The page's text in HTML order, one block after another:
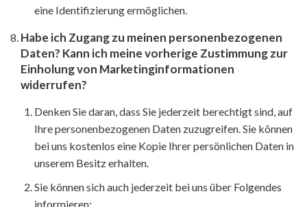
eine Identifizierung ermöglichen.
Habe ich Zugang zu meinen personenbezogenen
Daten? Kann ich meine vorherige Zustimmung zur
Einholung von Marketinginformationen
widerrufen?
Denken Sie daran, dass Sie jederzeit berechtigt sind, auf
Ihre personenbezogenen Daten zuzugreifen. Sie können
bei uns kostenlos eine Kopie Ihrer persönlichen Daten in
unserem Besitz erhalten.
Sie können sich auch jederzeit bei uns über Folgendes
informieren: